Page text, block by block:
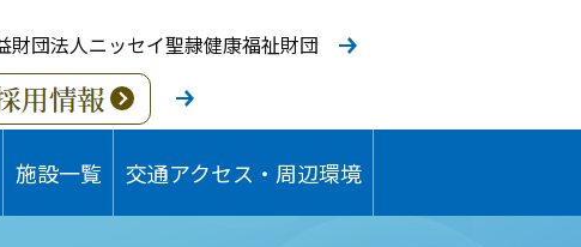
財団法人ニッセイ聖隷健康福祉財団
施設一覧 交通アクセス・周辺環境